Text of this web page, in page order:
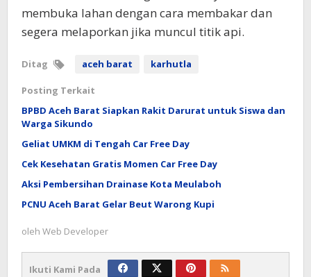
membuka lahan dengan cara membakar dan
segera melaporkan jika muncul titik api.
Ditag aceh barat karhutla
Posting Terkait
BPBD Aceh Barat Siapkan Rakit Darurat untuk Siswa dan
Warga Sikundo
Geliat UMKM di Tengah Car Free Day
Cek Kesehatan Gratis Momen Car Free Day
Aksi Pembersihan Drainase Kota Meulaboh
PCNU Aceh Barat Gelar Beut Warong Kupi
oleh Web Developer
Ikuti Kami Pada